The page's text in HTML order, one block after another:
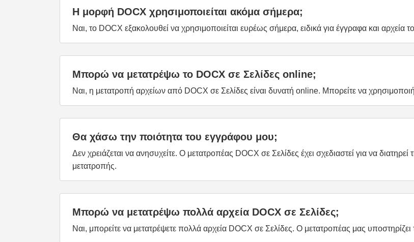
Η μορφή DOCX χρησιμοποιείται ακόμα σήμερα;
Ναι, το DOCX εξακολουθεί να χρησιμοποιείται ευρέως σήμερα, ειδικά για έγγραφα και αρχεία
Μπορώ να μετατρέψω το DOCX σε Σελίδες online;
Ναι, η μετατροπή αρχείων από DOCX σε Σελίδες είναι δυνατή online. Μπορείτε να
Θα χάσω την ποιότητα του εγγράφου μου;
Δεν χρειάζεται να ανησυχείτε. Ο μετατροπέας DOCX σε Σελίδες έχει σχεδιαστεί για να
μετατροπής.
Μπορώ να μετατρέψω πολλά αρχεία DOCX σε Σελίδες;
Ναι, μπορείτε να μετατρέψετε πολλά αρχεία DOCX σε Σελίδες. Ο μετατροπέας μας